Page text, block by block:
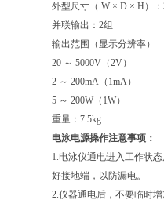
外型尺寸（ W × D × H）：
并联输出：2组
输出范围（显示分辨率）
20 ～ 5000V（2V）
2 ～ 200mA（1mA）
5 ～ 200W（1W）
重量：7.5kg
电泳电源操作注意事项：
1.电泳仪通电进入工作状
好接地端，以防漏电。
2.仪器通电后，不要临时